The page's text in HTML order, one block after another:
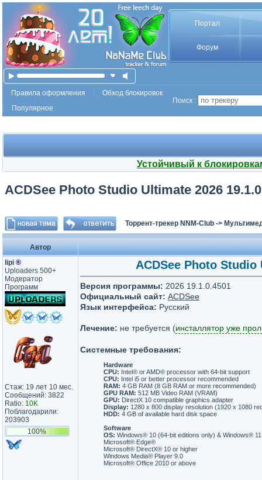
Портал
Форум
Правила оформления
Обход блокировок
Популярное
Поиск :
Устойчивый к
ACDSee Photo Studio Ultimate 2026
Торрент-трекер NNM-Club ->
Автор
lipi ®
Uploaders 500+
Модератор
Программ
Стаж: 19 лет 10 мес.
Сообщений: 3822
Ratio: 10K
Поблагодарили:
203903
100%
ACDSee Photo Studio
Версия программы: 2026 19.1.0.4501
Официальный сайт: ACDSee
Язык интерфейса: Русский
Лечение: не требуется (инсталлятор уже
Системные требования:
Hardware
CPU: Intel® or AMD® processor with 64-bit support
CPU: Intel i5 or better processor recommended
RAM: 4 GB RAM (8 GB RAM or more recommended)
GPU RAM: 512 MB Video RAM (VRAM)
GPU: DirectX 10 compatible graphics adapter
Display: 1280 x 800 display resolution (1920 x 1080
HDD: 4 GB of available hard disk space
Software
OS: Windows® 10 (64-bit editions only) & Windows® 11
Microsoft® Edge®
Microsoft® DirectX® 10 or higher
Windows Media® Player 9.0
Microsoft® Office 2010 or above